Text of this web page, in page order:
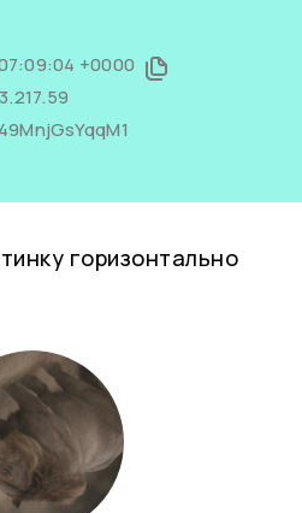
+0000
49MnjGsYqqM1
горизонтально